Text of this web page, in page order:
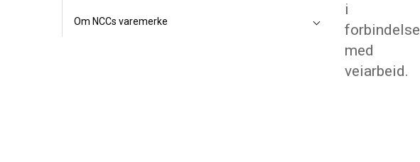
Om NCCs varemerke
i
forbindelse
med
veiarbeid.